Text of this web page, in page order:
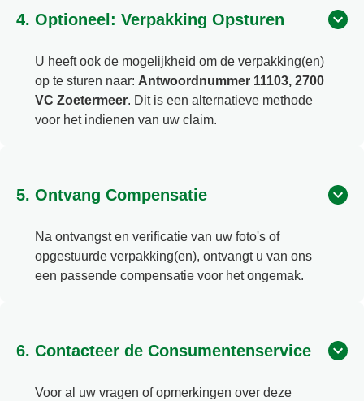
4. Optioneel: Verpakking Opsturen
U heeft ook de mogelijkheid om de verpakking(en)
op te sturen naar: Antwoordnummer 11103, 2700
VC Zoetermeer. Dit is een alternatieve methode
voor het indienen van uw claim.
5. Ontvang Compensatie
Na ontvangst en verificatie van uw foto's of
opgestuurde verpakking(en), ontvangt u van ons
een passende compensatie voor het ongemak.
6. Contacteer de Consumentenservice
Voor al uw vragen of opmerkingen over deze